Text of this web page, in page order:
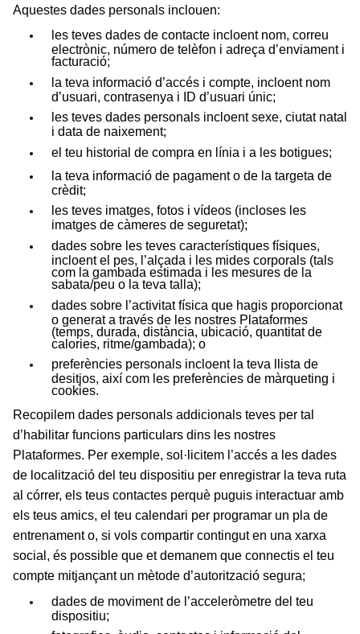
Aquestes dades personals inclouen:
les teves dades de contacte incloent nom, correu
electrònic, número de telèfon i adreça d’enviament i
facturació;
la teva informació d’accés i compte, incloent nom
d’usuari, contrasenya i ID d’usuari únic;
les teves dades personals incloent sexe, ciutat natal
i data de naixement;
el teu historial de compra en línia i a les botigues;
la teva informació de pagament o de la targeta de
crèdit;
les teves imatges, fotos i vídeos (incloses les
imatges de càmeres de seguretat);
dades sobre les teves característiques físiques,
incloent el pes, l’alçada i les mides corporals (tals
com la gambada estimada i les mesures de la
sabata/peu o la teva talla);
dades sobre l’activitat física que hagis proporcionat
o generat a través de les nostres Plataformes
(temps, durada, distància, ubicació, quantitat de
calories, ritme/gambada); o
preferències personals incloent la teva llista de
desitjos, així com les preferències de màrqueting i
cookies.
Recopilem dades personals addicionals teves per tal
d’habilitar funcions particulars dins les nostres
Plataformes. Per exemple, sol·licitem l’accés a les dades
de localització del teu dispositiu per enregistrar la teva ruta
al córrer, els teus contactes perquè puguis interactuar amb
els teus amics, el teu calendari per programar un pla de
entrenament o, si vols compartir contingut en una xarxa
social, és possible que et demanem que connectis el teu
compte mitjançant un mètode d’autorització segura;
dades de moviment de l’acceleròmetre del teu
dispositiu;